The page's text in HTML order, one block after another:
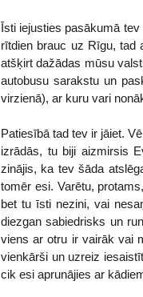
Īsti iejusties pasākumā
rītdien brauc uz Rīgu, tad
atšķirt dažādas mūsu
autobusu sarakstu un
virzienā), ar kuru vari
Patiesībā tad tev ir jāiet.
izrādās, tu biji aizmirsis
zinājis, ka tev šāda
tomēr esi. Varētu,
bet tu īsti nezini, vai
diezgan sabiedrisks un
viens ar otru ir vairāk vai
vienkārši un uzreiz
cik esi aprunājies ar